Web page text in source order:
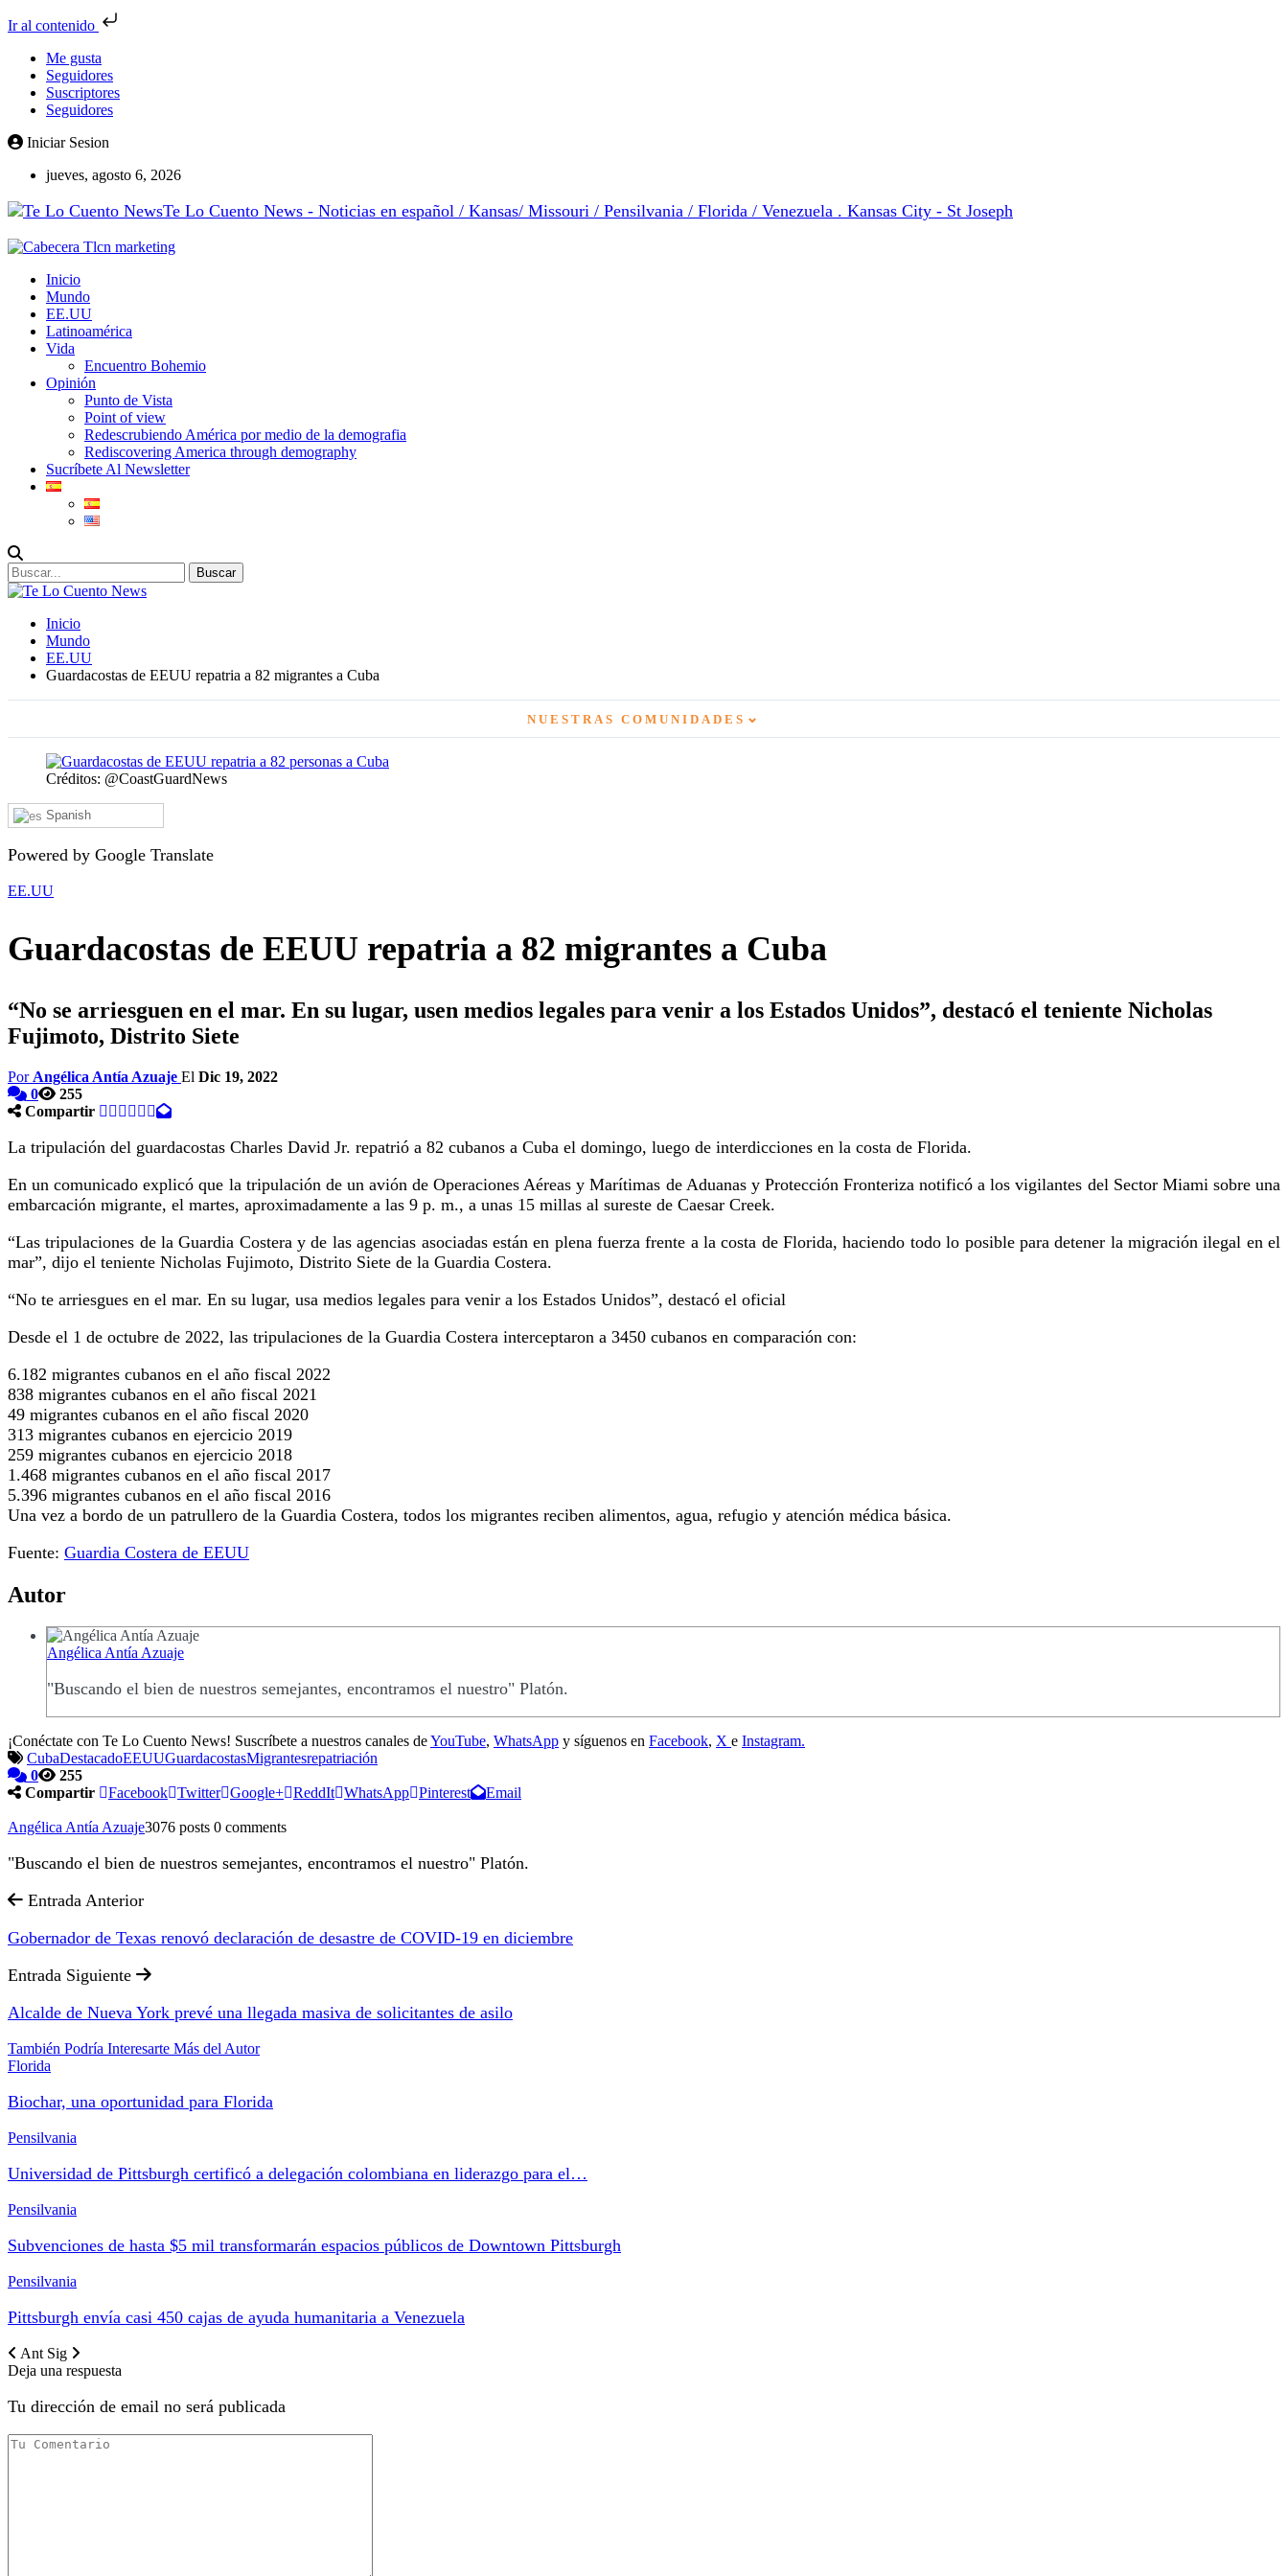
Ir al contenido
Me gusta
Seguidores
Suscriptores
Seguidores
Iniciar Sesion
jueves, agosto 6, 2026
Te Lo Cuento News - Noticias en español / Kansas/ Missouri / Pensilvania / Florida / Venezuela . Kansas City - St Joseph
Inicio
Mundo
EE.UU
Latinoamérica
Vida
Encuentro Bohemio
Opinión
Punto de Vista
Point of view
Redescrubiendo América por medio de la demografia
Rediscovering America through demography
Sucríbete Al Newsletter
Inicio
Mundo
EE.UU
Guardacostas de EEUU repatria a 82 migrantes a Cuba
NUESTRAS COMUNIDADES ⌄
Créditos: @CoastGuardNews
Spanish
Powered by Google Translate
EE.UU
Guardacostas de EEUU repatria a 82 migrantes a Cuba
“No se arriesguen en el mar. En su lugar, usen medios legales para venir a los Estados Unidos”, destacó el teniente Nicholas
Fujimoto, Distrito Siete
Por Angélica Antía Azuaje El Dic 19, 2022
0
255
Compartir
La tripulación del guardacostas Charles David Jr. repatrió a 82 cubanos a Cuba el domingo, luego de interdicciones en la costa de Florida.
En un comunicado explicó que la tripulación de un avión de Operaciones Aéreas y Marítimas de Aduanas y Protección Fronteriza notificó a los vigilantes del Sector Miami sobre una
embarcación migrante, el martes, aproximadamente a las 9 p. m., a unas 15 millas al sureste de Caesar Creek.
“Las tripulaciones de la Guardia Costera y de las agencias asociadas están en plena fuerza frente a la costa de Florida, haciendo todo lo posible para detener la migración ilegal en el
mar”, dijo el teniente Nicholas Fujimoto, Distrito Siete de la Guardia Costera.
“No te arriesgues en el mar. En su lugar, usa medios legales para venir a los Estados Unidos”, destacó el oficial
Desde el 1 de octubre de 2022, las tripulaciones de la Guardia Costera interceptaron a 3450 cubanos en comparación con:
6.182 migrantes cubanos en el año fiscal 2022
838 migrantes cubanos en el año fiscal 2021
49 migrantes cubanos en el año fiscal 2020
313 migrantes cubanos en ejercicio 2019
259 migrantes cubanos en ejercicio 2018
1.468 migrantes cubanos en el año fiscal 2017
5.396 migrantes cubanos en el año fiscal 2016
Una vez a bordo de un patrullero de la Guardia Costera, todos los migrantes reciben alimentos, agua, refugio y atención médica básica.
Fuente: Guardia Costera de EEUU
Autor
Angélica Antía Azuaje
"Buscando el bien de nuestros semejantes, encontramos el nuestro" Platón.
¡Conéctate con Te Lo Cuento News! Suscríbete a nuestros canales deYouTube, WhatsApp y síguenos en Facebook, X e Instagram.
CubaDestacadoEEUUGuardacostasMigrantesrepatriación
0
255
Compartir
Facebook Twitter Google+ ReddIt WhatsApp Pinterest Email
Angélica Antía Azuaje3076 posts 0 comments
"Buscando el bien de nuestros semejantes, encontramos el nuestro" Platón.
Entrada Anterior
Gobernador de Texas renovó declaración de desastre de COVID-19 en diciembre
Entrada Siguiente
Alcalde de Nueva York prevé una llegada masiva de solicitantes de asilo
También Podría Interesarte Más del Autor
Florida
Biochar, una oportunidad para Florida
Pensilvania
Universidad de Pittsburgh certificó a delegación colombiana en liderazgo para el…
Pensilvania
Subvenciones de hasta $5 mil transformarán espacios públicos de Downtown Pittsburgh
Pensilvania
Pittsburgh envía casi 450 cajas de ayuda humanitaria a Venezuela
Ant Sig
Deja una respuesta
Tu dirección de email no será publicada